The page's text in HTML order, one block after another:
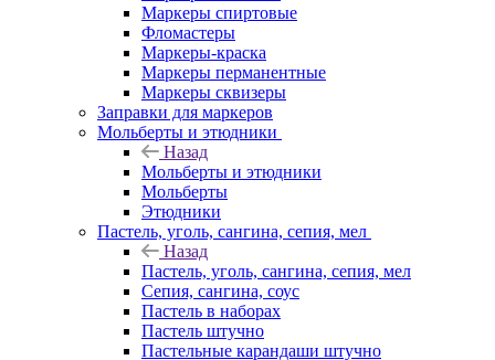
Маркеры спиртовые
Фломастеры
Маркеры-краска
Маркеры перманентные
Маркеры сквизеры
Заправки для маркеров
Мольберты и этюдники
Назад
Мольберты и этюдники
Мольберты
Этюдники
Пастель, уголь, сангина, сепия, мел
Назад
Пастель, уголь, сангина, сепия, мел
Сепия, сангина, соус
Пастель в наборах
Пастель штучно
Пастельные карандаши штучно